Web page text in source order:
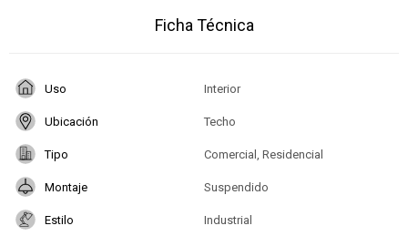
Ficha Técnica
Uso Interior
Ubicación Techo
Tipo Comercial, Residencial
Montaje Suspendido
Estilo Industrial